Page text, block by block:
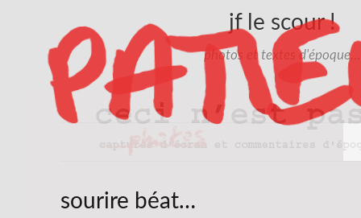
jf le scour !
photos et textes d'époque…
sourire béat…